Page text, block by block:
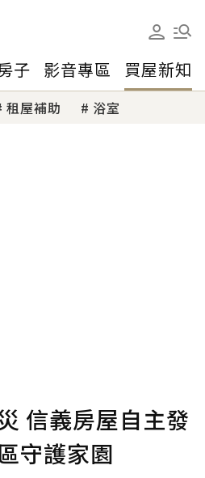
子 影音專區 買屋新知
租屋補助 浴室
信義房屋自主發
守護家園